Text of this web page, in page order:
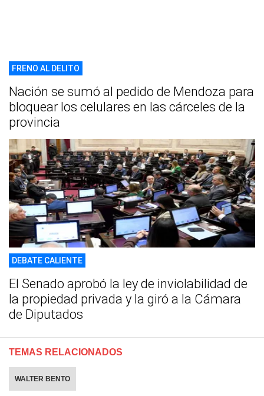
FRENO AL DELITO
Nación se sumó al pedido de Mendoza para
bloquear los celulares en las cárceles de la
provincia
DEBATE CALIENTE
El Senado aprobó la ley de inviolabilidad de
la propiedad privada y la giró a la Cámara
de Diputados
TEMAS RELACIONADOS
WALTER BENTO